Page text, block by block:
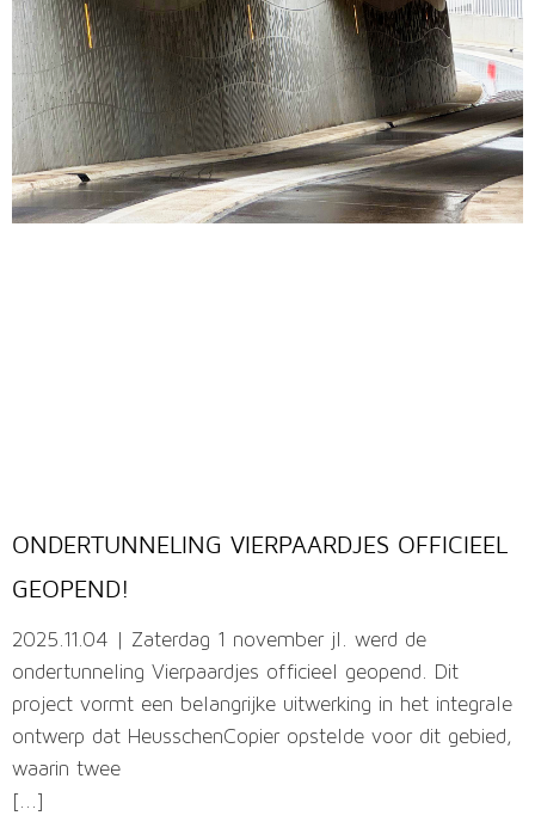
ONDERTUNNELING VIERPAARDJES OFFICIEEL
GEOPEND!
2025.11.04 | Zaterdag 1 november jl. werd de
ondertunneling Vierpaardjes officieel geopend. Dit
project vormt een belangrijke uitwerking in het integrale
ontwerp dat HeusschenCopier opstelde voor dit gebied,
waarin twee
[...]